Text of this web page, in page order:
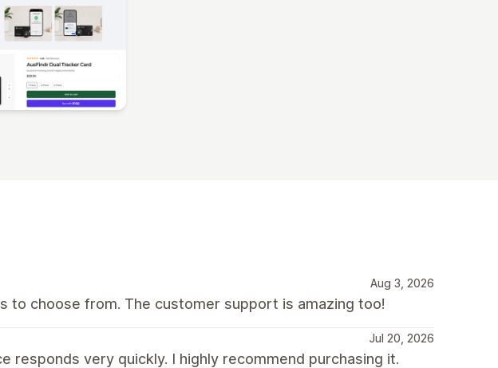
Aug 3, 2026
to choose from. The customer support is amazing too!
Jul 20, 2026
responds very quickly. I highly recommend purchasing it.